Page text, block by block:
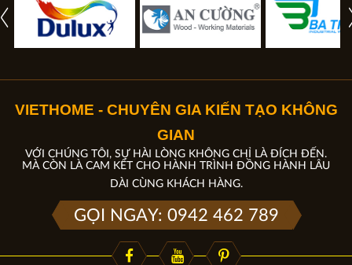
VIETHOME - CHUYÊN GIA KIẾN TẠO KHÔNG
GIAN
VỚI CHÚNG TÔI, SỰ HÀI LÒNG KHÔNG CHỈ LÀ ĐÍCH ĐẾN.
MÀ CÒN LÀ CAM KẾT CHO HÀNH TRÌNH ĐỒNG HÀNH LÂU
DÀI CÙNG KHÁCH HÀNG.
GỌI NGAY: 0942 462 789